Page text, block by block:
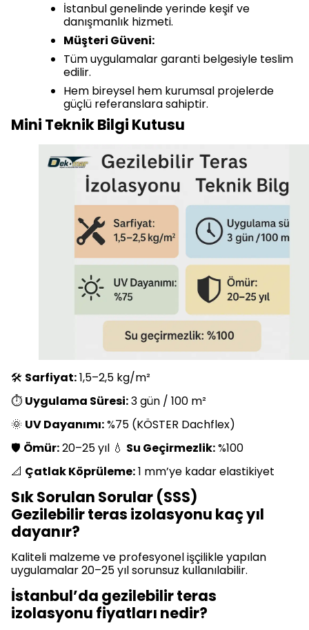
İstanbul genelinde yerinde keşif ve
danışmanlık hizmeti.
Müşteri Güveni:
Tüm uygulamalar garanti belgesiyle teslim
edilir.
Hem bireysel hem kurumsal projelerde
güçlü referanslara sahiptir.
Mini Teknik Bilgi Kutusu
🛠️ Sarfiyat:1,5–2,5 kg/m²
⏱️ Uygulama Süresi:3 gün / 100 m²
🌞 UV Dayanımı:%75 (KÖSTER Dachflex)
🛡️ Ömür:20–25 yıl 💧 Su Geçirmezlik:%100
📐 Çatlak Köprüleme:1 mm’ye kadar elastikiyet
Sık Sorulan Sorular (SSS)
Gezilebilir teras izolasyonu kaç yıl
dayanır?
Kaliteli malzeme ve profesyonel işçilikle yapılan
uygulamalar 20–25 yıl sorunsuz kullanılabilir.
İstanbul’da gezilebilir teras
izolasyonu fiyatları nedir?